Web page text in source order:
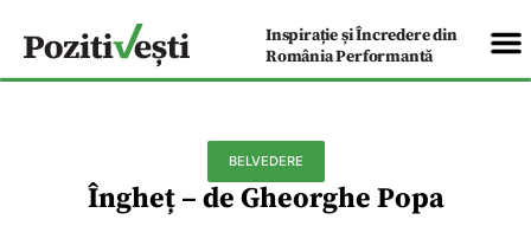
Inspirație și Încredere din
România Performantă
BELVEDERE
Îngheț – de Gheorghe Popa